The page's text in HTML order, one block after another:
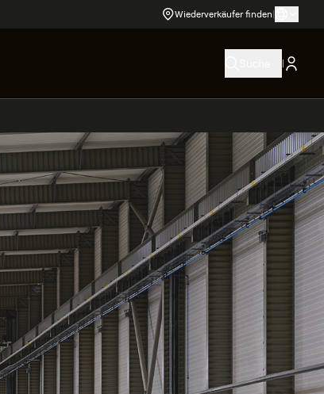
Wiederverkäufer finden|
|